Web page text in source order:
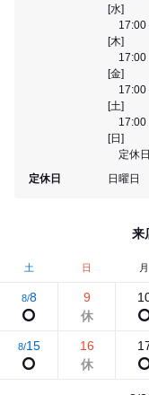
[水]
17:00
[木]
17:00
[金]
17:00
[土]
17:00
[日]
定休日
定休日
日曜日
来
土 日 月
8/8 9
8/15 16